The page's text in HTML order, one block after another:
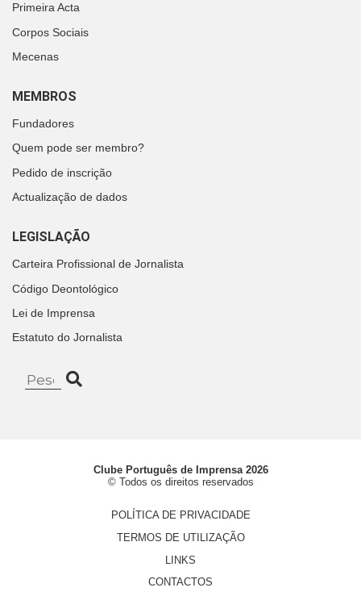
Primeira Acta
Corpos Sociais
Mecenas
MEMBROS
Fundadores
Quem pode ser membro?
Pedido de inscrição
Actualização de dados
LEGISLAÇÃO
Carteira Profissional de Jornalista
Código Deontológico
Lei de Imprensa
Estatuto do Jornalista
Clube Português de Imprensa 2026
© Todos os direitos reservados
POLÍTICA DE PRIVACIDADE
TERMOS DE UTILIZAÇÃO
LINKS
CONTACTOS